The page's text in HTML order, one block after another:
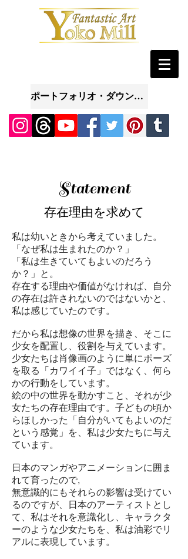
ポートフォリオ・ダウンロード
Statement
存在理由を求めて
私は幼いときから考えていました。
「なぜ私は生まれたのか？」
「私は生きていてもよいのだろう
か？」と。
存在する理由や価値がなければ、自分
の存在は許されないのではないかと、
私は感じていたのです。
だから私は想像の世界を描き、そこに
少女を配置し、役割を与えています。
少女たちは肖像画のように単にポーズ
を取る「カワイイ子」ではなく、何ら
かの行動をしています。
絵の中の世界を動かすこと、それが少
女たちの存在理由です。 子どもの頃か
らほしかった「自分がいてもよいのだ
という感覚」を、私は少女たちに与え
ています。
日本のマンガやアニメーションに囲ま
れて育ったので,
無意識的にもそれらの影響は受けてい
るのですが、日本のアーティストとし
て、私はそれを意識化し、キャラクタ
ーのような少女たちを、私は油彩でリ
アルに表現しています。